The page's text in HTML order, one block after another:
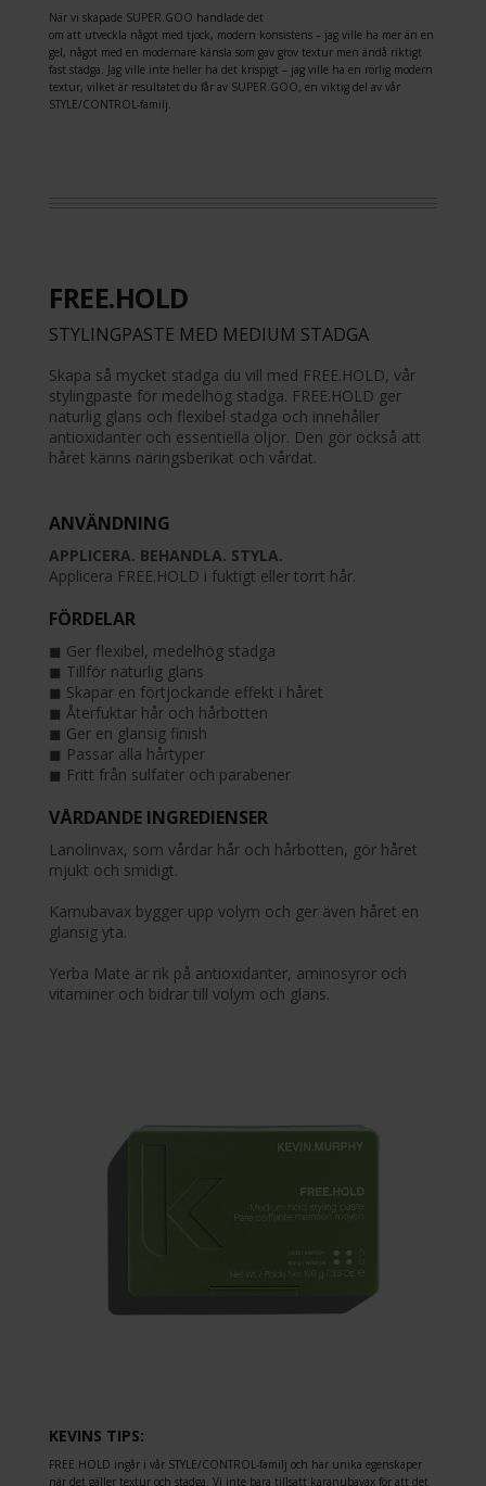
När vi skapade SUPER.GOO handlade det
om att utveckla något med tjock, modern konsistens – jag ville ha mer än en
gel, något med en modernare känsla som gav grov textur men ändå riktigt
fast stadga. Jag ville inte heller ha det krispigt – jag ville ha en rörlig modern
textur, vilket är resultatet du får av SUPER.GOO, en viktig del av vår
STYLE/CONTROL-familj.
FREE.HOLD
STYLINGPASTE MED MEDIUM STADGA
Skapa så mycket stadga du vill med FREE.HOLD, vår
stylingpaste för medelhög stadga. FREE.HOLD ger
naturlig glans och flexibel stadga och innehåller
antioxidanter och essentiella oljor. Den gör också att
håret känns näringsberikat och vårdat.
ANVÄNDNING
APPLICERA. BEHANDLA. STYLA.
Applicera FREE.HOLD i fuktigt eller torrt hår.
FÖRDELAR
◼︎ Ger flexibel, medelhög stadga
◼︎ Tillför naturlig glans
◼︎ Skapar en förtjockande effekt i håret
◼︎ Återfuktar hår och hårbotten
◼︎ Ger en glansig finish
◼︎ Passar alla hårtyper
◼︎ Fritt från sulfater och parabener
VÅRDANDE INGREDIENSER
Lanolinvax, som vårdar hår och hårbotten, gör håret
mjukt och smidigt.
Karnubavax bygger upp volym och ger även håret en
glansig yta.
Yerba Mate är rik på antioxidanter, aminosyror och
vitaminer och bidrar till volym och glans.
KEVINS TIPS:
FREE.HOLD ingår i vår STYLE/CONTROL-familj och har unika egenskaper
när det gäller textur och stadga. Vi inte bara tillsatt karanubavax för att det